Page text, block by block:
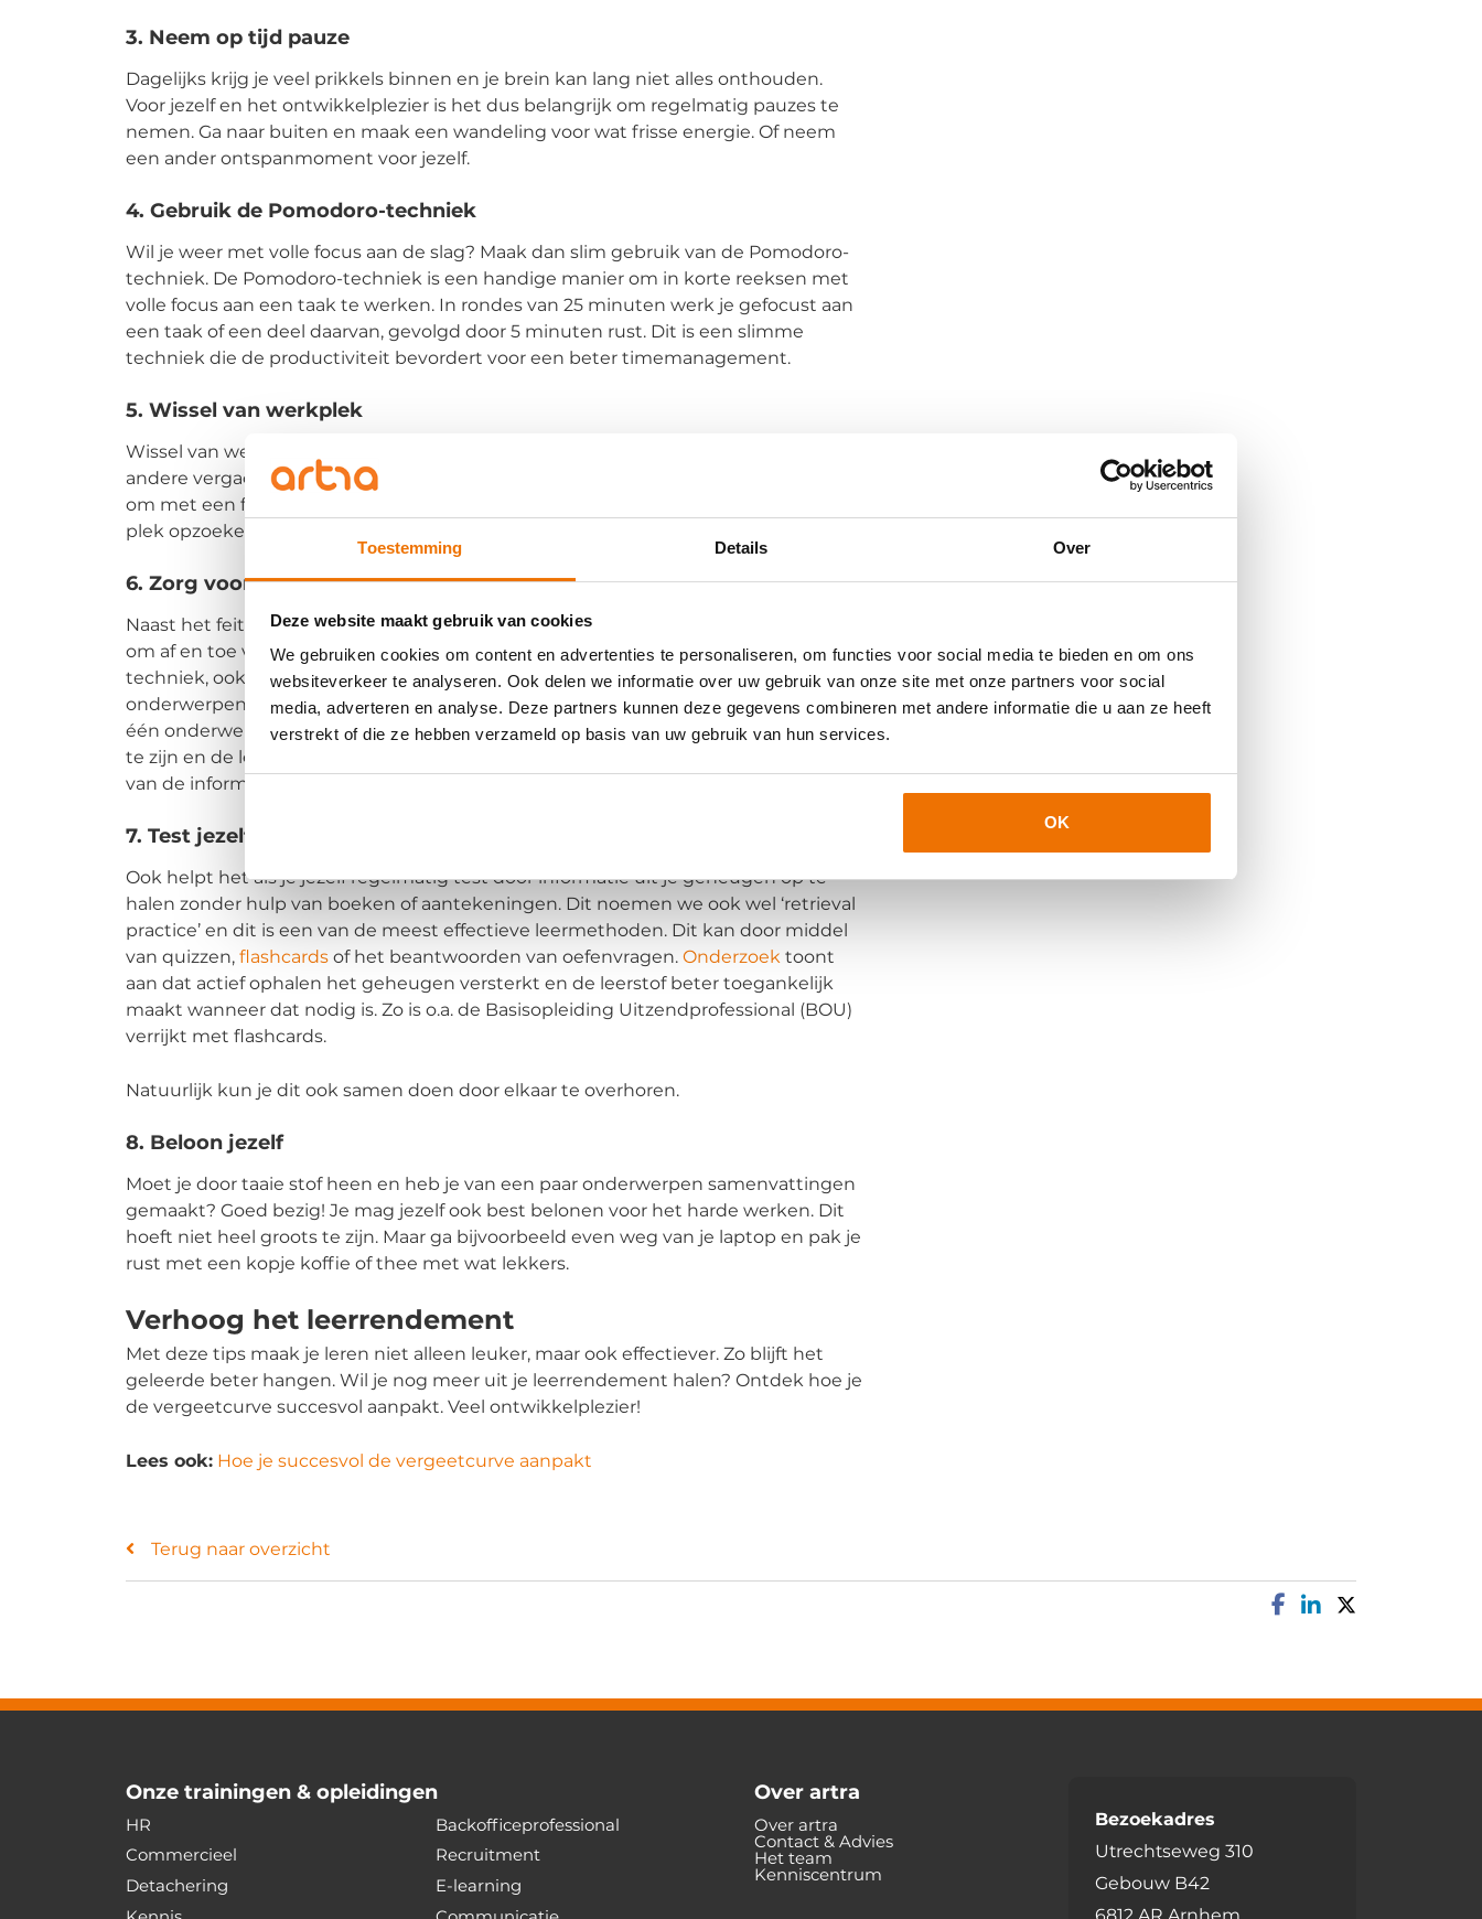
Toestemming Details Over
Deze website maakt gebruik van cookies
We gebruiken cookies om content en advertenties te personaliseren, om functies voor social media te bieden en om ons
websiteverkeer te analyseren. Ook delen we informatie over uw gebruik van onze site met onze partners voor social
media, adverteren en analyse. Deze partners kunnen deze gegevens combineren met andere informatie die u aan ze heeft
verstrekt of die ze hebben verzameld op basis van uw gebruik van hun services.
OK
3. Neem op tijd pauze
Dagelijks krijg je veel prikkels binnen en je brein kan lang niet alles onthouden.
Voor jezelf en het ontwikkelplezier is het dus belangrijk om regelmatig pauzes te
nemen. Ga naar buiten en maak een wandeling voor wat frisse energie. Of neem
een ander ontspanmoment voor jezelf.
4. Gebruik de Pomodoro-techniek
Wil je weer met volle focus aan de slag? Maak dan slim gebruik van de Pomodoro-
techniek. De Pomodoro-techniek is een handige manier om in korte reeksen met
volle focus aan een taak te werken. In rondes van 25 minuten werk je gefocust aan
een taak of een deel daarvan, gevolgd door 5 minuten rust. Dit is een slimme
techniek die de productiviteit bevordert voor een beter timemanagement.
5. Wissel van werkplek
Wissel van werkplek om je creativiteit te stimuleren. Ga bijvoorbeeld naar een
andere vergaderruimte, een café of werk een dagje thuis. Deze verandering helpt
om met een frisse blik te leren en verhoogt je concentratie. Ook wil je een rustige
plek opzoeken zonder al te veel afleiding.
6. Zorg voor afwisseling in je leerproces
Naast het feit dat een andere omgeving voor nieuwe energie zorgt, helpt het ook
om af en toe van onderwerp te wisselen. Deze wetenschappelijk bewezen
techniek, ook wel ‘interleaving’ genoemd, houdt in dat je verschillende
onderwerpen of vaardigheden oefent. Daarbij hoef je je dus niet aan een stuk op
één onderwerp te richten. Door deze afwisseling dwing je je hersenen om flexibeler
te zijn en de leerstof dieper te verwerken, wat leidt tot een beter begrip en behoud
van de informatie.
7. Test jezelf
Ook helpt het als je jezelf regelmatig test door informatie uit je geheugen op te
halen zonder hulp van boeken of aantekeningen. Dit noemen we ook wel ‘retrieval
practice’ en dit is een van de meest effectieve leermethoden. Dit kan door middel
van quizzen, flashcards of het beantwoorden van oefenvragen. Onderzoek toont
aan dat actief ophalen het geheugen versterkt en de leerstof beter toegankelijk
maakt wanneer dat nodig is. Zo is o.a. de Basisopleiding Uitzendprofessional (BOU)
verrijkt met flashcards.
Natuurlijk kun je dit ook samen doen door elkaar te overhoren.
8. Beloon jezelf
Moet je door taaie stof heen en heb je van een paar onderwerpen samenvattingen
gemaakt? Goed bezig! Je mag jezelf ook best belonen voor het harde werken. Dit
hoeft niet heel groots te zijn. Maar ga bijvoorbeeld even weg van je laptop en pak je
rust met een kopje koffie of thee met wat lekkers.
Verhoog het leerrendement
Met deze tips maak je leren niet alleen leuker, maar ook effectiever. Zo blijft het
geleerde beter hangen. Wil je nog meer uit je leerrendement halen? Ontdek hoe je
de vergeetcurve succesvol aanpakt. Veel ontwikkelplezier!
Lees ook: Hoe je succesvol de vergeetcurve aanpakt
Terug naar overzicht
Onze trainingen & opleidingen
HR
Commercieel
Detachering
Backofficeprofessional
Recruitment
E-learning
Over artra
Over artra
Contact & Advies
Het team
Kenniscentrum
Bezoekadres
Utrechtseweg 310
Gebouw B42